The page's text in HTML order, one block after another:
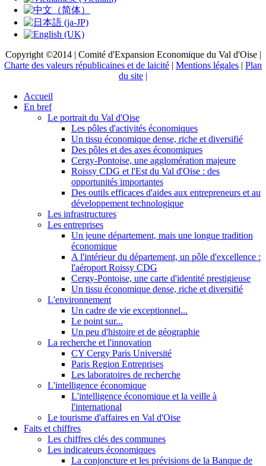
Copyright ©2014 | Comité d'Expansion Economique du Val d'Oise |
Charte des valeurs républicaines et de laicité | Mentions légales | Plan
du site |
Accueil
En bref
Le portrait du Val d'Oise
Les pôles d'activités économiques
Un tissu économique dense, riche et diversifié
Des pôles et des axes économiques
Cergy-Pontoise, une agglomération majeure
Roissy CDG et l'Est du Val d'Oise : des
opportunités importantes
Des outils efficaces d'aides aux entrepreneurs et au
développement technologique
Les infrastructures
Les entreprises
Un jeune département, mais une longue tradition
économique
A l'intérieur du département, un pôle d'excellence :
l'aéroport Roissy CDG
Cergy-Pontoise, une carte d'identité prestigieuse
Un tissu économique dense, riche et diversifié
L'environnement
Un cadre de vie exceptionnel...
Le point sur...
Un peu d'histoire et de géographie
La recherche et l'innovation
CY Cergy Paris Université
Paris Region Entreprises
Les laboratoires de recherche
L'intelligence économique
L'intelligence économique et la veille à
l'international
Le tourisme d'affaires en Val d'Oise
Faits et chiffres
Les chiffres clés des communes
Les indicateurs économiques
La conjoncture et les prévisions de la Banque de